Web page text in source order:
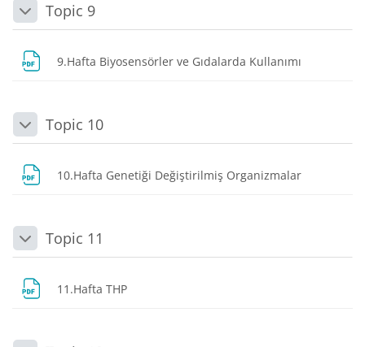
DaraltTopic 9
9.Hafta Biyosensörler ve Gıdalarda Kullanımı
DaraltTopic 10
10.Hafta Genetiği Değiştirilmiş Organizmalar
DaraltTopic 11
11.Hafta THP